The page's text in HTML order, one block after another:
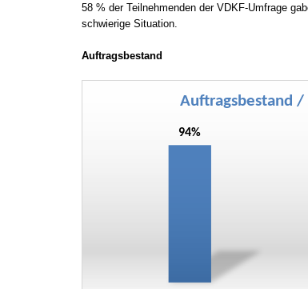
58 % der Teilnehmenden der VDKF-Umfrage
schwierige Situation.
Auftragsbestand